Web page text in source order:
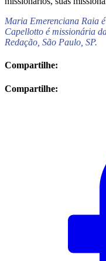
Maria Emerenciana Raia
Capellotto é missionária
Redação, São Paulo, SP.
Compartilhe:
Compartilhe: